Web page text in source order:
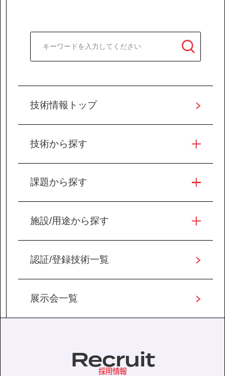
技術情報トップ
技術から探す
課題から探す
施設/用途から探す
認証/登録技術一覧
展示会一覧
Recruit
採用情報